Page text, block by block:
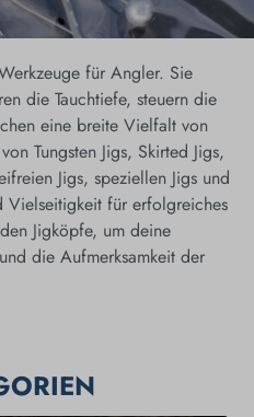
für Angler. Sie
die Tauchtiefe, steuern die
eine breite Vielfalt von
Tungsten Jigs, Skirted Jigs,
Jigs, speziellen Jigs und
Vielseitigkeit für erfolgreiches
Jigköpfe, um deine
die Aufmerksamkeit der